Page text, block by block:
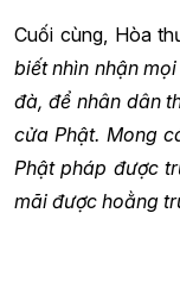
Cuối cùng, Hòa
biết nhìn nhận
đà, để nhân dân
cửa Phật. Mong
Phật pháp được
mãi được hoằng